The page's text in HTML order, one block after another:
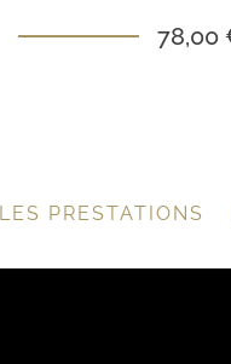
78,00
LES PRESTATIONS